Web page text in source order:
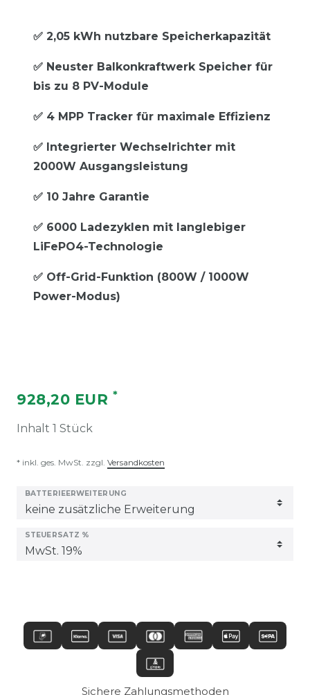
✅ 2,05 kWh nutzbare Speicherkapazität
✅ Neuster Balkonkraftwerk Speicher für
bis zu 8 PV-Module
✅ 4 MPP Tracker für maximale Effizienz
✅ Integrierter Wechselrichter mit
2000W Ausgangsleistung
✅ 10 Jahre Garantie
✅ 6000 Ladezyklen mit langlebiger
LiFePO4-Technologie
✅ Off-Grid-Funktion (800W / 1000W
Power-Modus)
928,20 EUR *
Inhalt 1 Stück
* inkl. ges. MwSt. zzgl. Versandkosten
BATTERIEERWEITERUNG
STEUERSATZ %
Sichere Zahlungsmethoden